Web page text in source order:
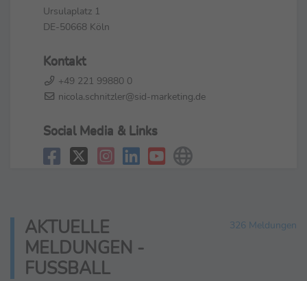
Ursulaplatz 1
DE-50668 Köln
Kontakt
+49 221 99880 0
nicola.schnitzler@sid-marketing.de
Social Media & Links
AKTUELLE
MELDUNGEN -
FUSSBALL
326 Meldungen